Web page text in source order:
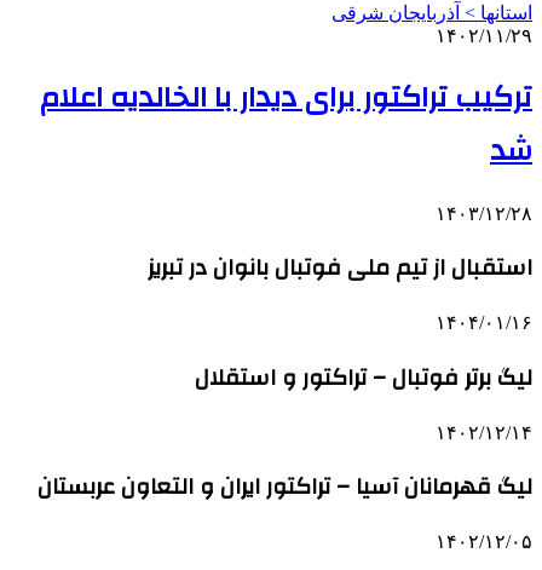
استانها > آذربایجان شرقی
۱۴۰۲/۱۱/۲۹
ترکیب تراکتور برای دیدار با الخالدیه اعلام
شد
۱۴۰۳/۱۲/۲۸
استقبال از تیم ملی فوتبال بانوان در تبریز
۱۴۰۴/۰۱/۱۶
لیگ برتر فوتبال – تراکتور و استقلال
۱۴۰۲/۱۲/۱۴
لیگ قهرمانان آسیا – تراکتور ایران و التعاون عربستان
۱۴۰۲/۱۲/۰۵